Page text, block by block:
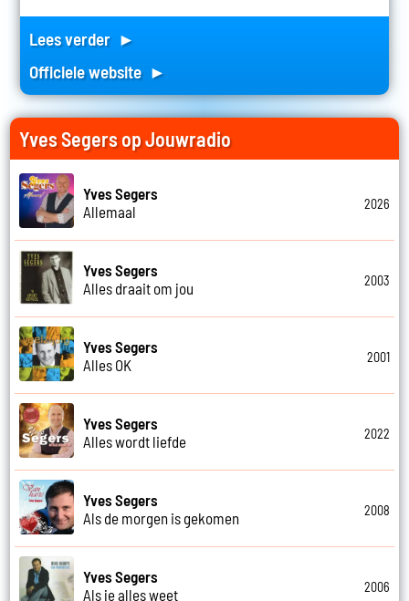
Lees verder ►
Officiele website ►
Yves Segers op Jouwradio
Yves Segers
Allemaal
2026
Yves Segers
Alles draait om jou
2003
Yves Segers
Alles OK
2001
Yves Segers
Alles wordt liefde
2022
Yves Segers
Als de morgen is gekomen
2008
Yves Segers
Als je alles weet
2006